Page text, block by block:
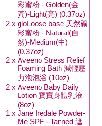
彩蜜粉 - Golden(金
黃)-Light(亮) (0.37oz)
2 x gloLoose base 天然礦
彩蜜粉 - Natural(自
然)-Medium(中)
(0.37oz)
2 x Aveeno Stress Relief
Foaming Bath 減輕壓
力泡泡浴 (10oz)
2 x Aveeno Baby Daily
Lotion 寶寶身體乳液
(8oz)
1 x Jane Iredale Powder-
Me SPF - Tanned 遮